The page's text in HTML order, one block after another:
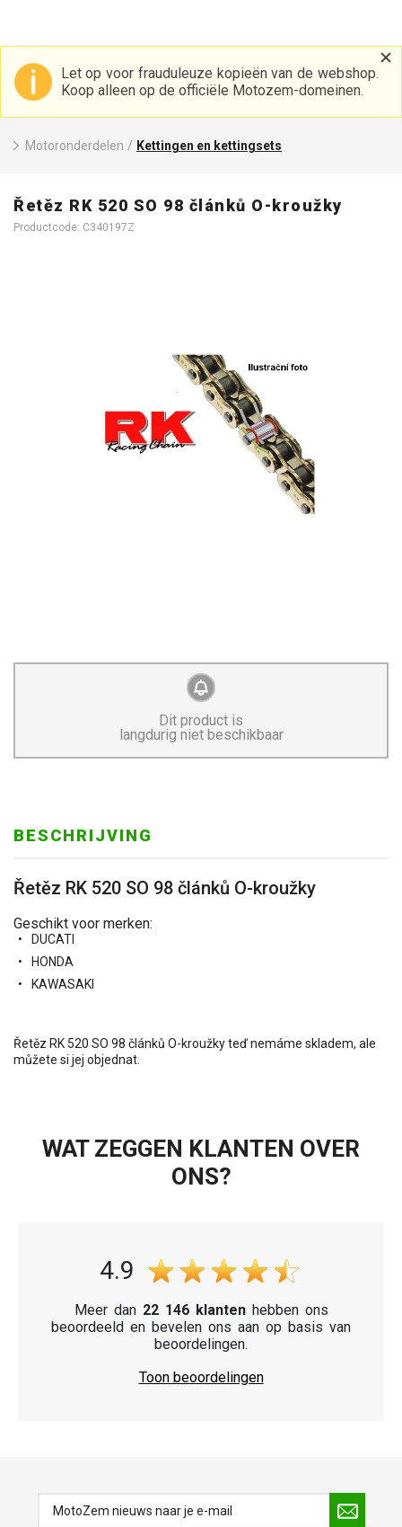
Let op voor frauduleuze kopieën van de webshop.
Koop alleen op de officiële Motozem-domeinen.
Motoronderdelen / Kettingen en kettingsets
Řetěz RK 520 SO 98 článků O-kroužky
Productcode: C340197Z
Dit product is
langdurig niet beschikbaar
BESCHRIJVING
Řetěz RK 520 SO 98 článků O-kroužky
Geschikt voor merken:
DUCATI
HONDA
KAWASAKI
Řetěz RK 520 SO 98 článků O-kroužky teď nemáme skladem, ale
můžete si jej objednat.
WAT ZEGGEN KLANTEN OVER
ONS?
4.9
Meer dan 22 146 klantenhebben ons
beoordeeld en bevelen ons aan op basis van
beoordelingen.
Toon beoordelingen